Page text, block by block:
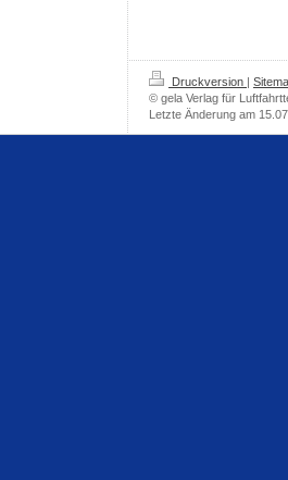
Druckversion |
© gela Verlag für
Letzte Änderung am